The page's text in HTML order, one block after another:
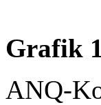
Grafik
ANQ-